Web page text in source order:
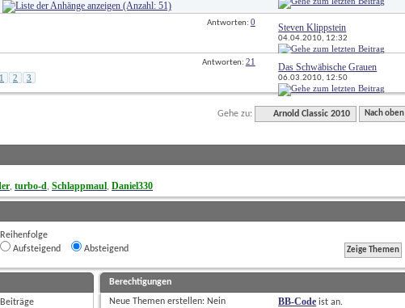
Antworten: 0 Steven Klippstein
04.04.2010, 12:32
1 2 3
Antworten: 21 Das Schwäbische Grauen
06.03.2010, 12:50
Gehe zu: Arnold Classic 2010 Nach oben
, turbo-d, Schlappmaul, Daniel330
Reihenfolge
Aufsteigend
Absteigend
Berechtigungen
Neue Themen erstellen: Nein
BB-Code istan.